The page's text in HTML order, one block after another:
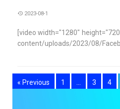
2023-08-1
[video width="1280"
content/uploads/2023/08/
« Previous 1 … 3 4